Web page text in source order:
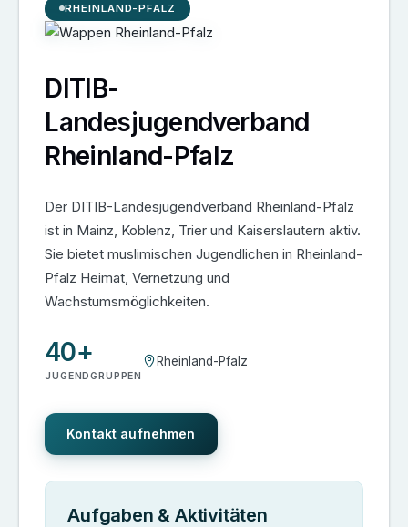
RHEINLAND-PFALZ
DITIB-
Landesjugendverband
Rheinland-Pfalz
Der DITIB-Landesjugendverband Rheinland-Pfalz
ist in Mainz, Koblenz, Trier und Kaiserslautern aktiv.
Sie bietet muslimischen Jugendlichen in Rheinland-
Pfalz Heimat, Vernetzung und
Wachstumsmöglichkeiten.
40+
JUGENDGRUPPEN
Rheinland-Pfalz
Kontakt aufnehmen
Aufgaben & Aktivitäten